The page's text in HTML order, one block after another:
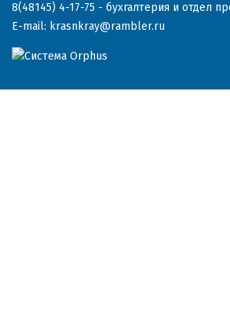
8(48145) 4-17-75 - бухгалтерия и отдел
E-mail: krasnkray@rambler.ru